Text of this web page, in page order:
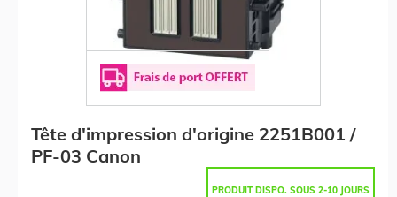
Tête d'impression d'origine 2251B001 /
PF-03 Canon
PRODUIT DISPO. SOUS 2-10 JOURS